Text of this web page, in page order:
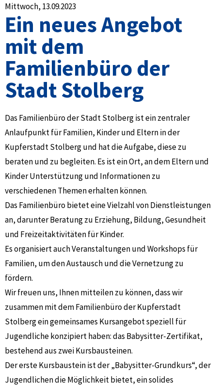
Mittwoch, 13.09.2023
Ein neues Angebot
mit dem
Familienbüro der
Stadt Stolberg
Das Familienbüro der Stadt Stolberg ist ein zentraler
Anlaufpunkt für Familien, Kinder und Eltern in der
Kupferstadt Stolberg und hat die Aufgabe, diese zu
beraten und zu begleiten. Es ist ein Ort, an dem Eltern und
Kinder Unterstützung und Informationen zu
verschiedenen Themen erhalten können.
Das Familienbüro bietet eine Vielzahl von Dienstleistungen
an, darunter Beratung zu Erziehung, Bildung, Gesundheit
und Freizeitaktivitäten für Kinder.
Es organisiert auch Veranstaltungen und Workshops für
Familien, um den Austausch und die Vernetzung zu
fördern.
Wir freuen uns, Ihnen mitteilen zu können, dass wir
zusammen mit dem Familienbüro der Kupferstadt
Stolberg ein gemeinsames Kursangebot speziell für
Jugendliche konzipiert haben: das Babysitter-Zertifikat,
bestehend aus zwei Kursbausteinen.
Der erste Kursbaustein ist der „Babysitter-Grundkurs“, der
Jugendlichen die Möglichkeit bietet, ein solides